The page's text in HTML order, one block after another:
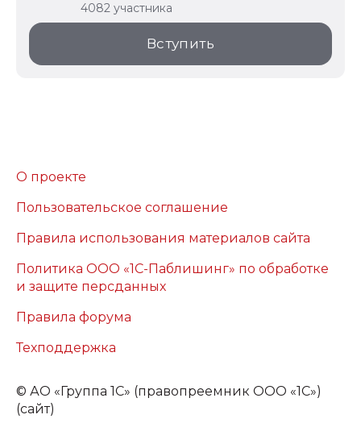
4082 участника
Вступить
О проекте
Пользовательское соглашение
Правила использования материалов сайта
Политика ООО «1С-Паблишинг» по обработке
и защите персданных
Правила форума
Техподдержка
© АО «Группа 1С» (правопреемник ООО «1С»)
(сайт)